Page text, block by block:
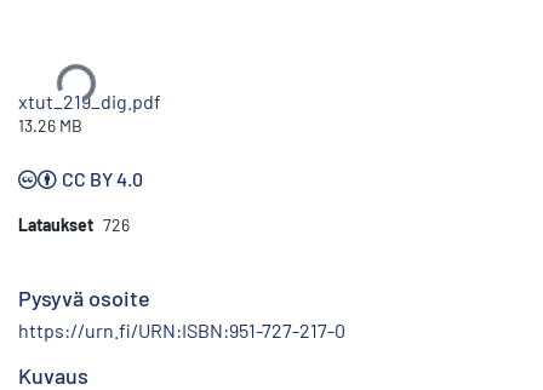
xtut_219_dig.pdf
13.26 MB
CC BY 4.0
Lataukset 726
Pysyvä osoite
https://urn.fi/URN:ISBN:951-727-217-0
Kuvaus